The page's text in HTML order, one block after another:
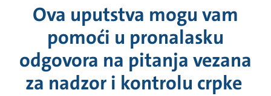
Ova uputstva mogu vam
pomoći u pronalasku
odgovora na pitanja vezana
za nadzor i kontrolu crpke